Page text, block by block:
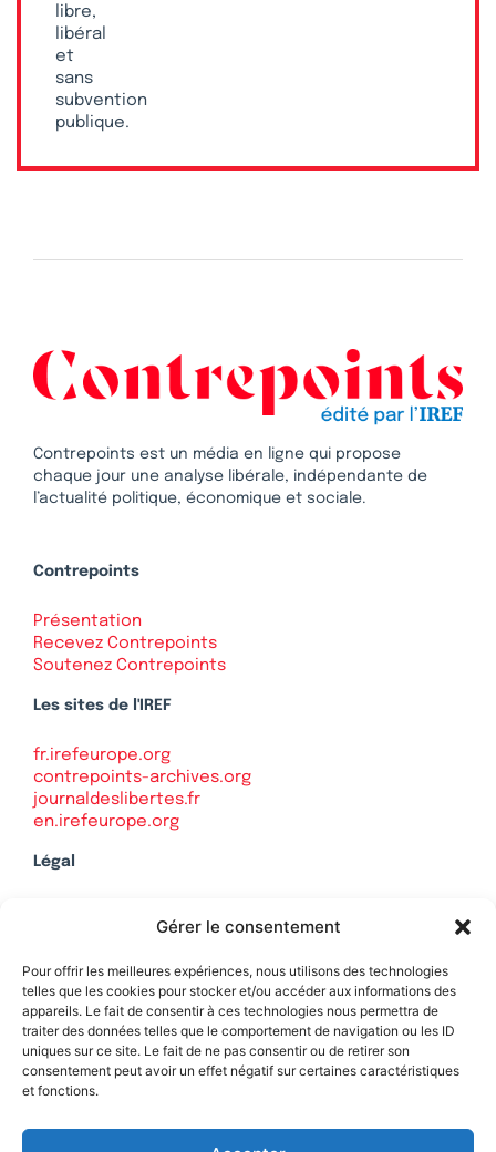
Gérer le consentement
Pour offrir les meilleures expériences, nous utilisons des technologies
telles que les cookies pour stocker et/ou accéder aux informations des
appareils. Le fait de consentir à ces technologies nous permettra de
traiter des données telles que le comportement de navigation ou les ID
uniques sur ce site. Le fait de ne pas consentir ou de retirer son
consentement peut avoir un effet négatif sur certaines caractéristiques
et fonctions.
libre,
libéral
et
sans
subvention
publique.
Contrepoints est un média en ligne qui propose
chaque jour une analyse libérale, indépendante de
l’actualité politique, économique et sociale.
Contrepoints
Présentation
Recevez Contrepoints
Soutenez Contrepoints
Les sites de l'IREF
fr.irefeurope.org
contrepoints-archives.org
journaldeslibertes.fr
en.irefeurope.org
Légal
Politique de confidentialité
Contact
Soutenez Contrepoints